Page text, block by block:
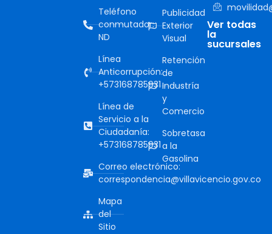
Teléfono
conmutador:
ND
Línea
Anticorrupción:
+573168785931
Línea de
Servicio a la
Ciudadanía:
+573168785931
Correo electrónico:
correspondencia@villavicencio.gov.co
Mapa
del
Sitio
Publicidad
Exterior
Visual
Retención
de
Industría
y
Comercio
Sobretasa
a la
Gasolina
Ver todas
la
sucursales